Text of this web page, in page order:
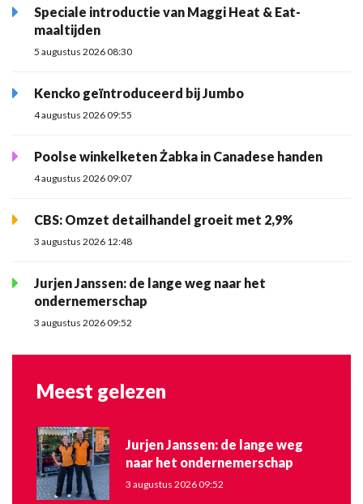
Speciale introductie van Maggi Heat & Eat-
maaltijden
5 augustus 2026 08:30
Kencko geïntroduceerd bij Jumbo
4 augustus 2026 09:55
Poolse winkelketen Żabka in Canadese handen
4 augustus 2026 09:07
CBS: Omzet detailhandel groeit met 2,9%
3 augustus 2026 12:48
Jurjen Janssen: de lange weg naar het
ondernemerschap
3 augustus 2026 09:52
Meest gelezen
Jurjen Janssen: de lange weg
naar het ondernemerschap
3 augustus 2026 09:52